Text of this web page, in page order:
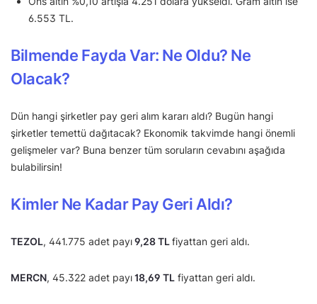
6.553 TL.
Bilmende Fayda Var: Ne Oldu? Ne
Olacak?
Dün hangi şirketler pay geri alım kararı aldı? Bugün hangi
şirketler temettü dağıtacak? Ekonomik takvimde hangi önemli
gelişmeler var? Buna benzer tüm soruların cevabını aşağıda
bulabilirsin!
Kimler Ne Kadar Pay Geri Aldı?
TEZOL, 441.775 adet payı9,28 TLfiyattan geri aldı.
MERCN, 45.322 adet payı18,69 TL fiyattan geri aldı.